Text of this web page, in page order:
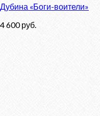
Дубина «Боги-воители»
4 600руб.